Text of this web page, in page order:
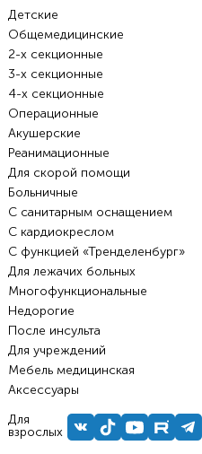
Детские
Общемедицинские
2-х секционные
3-х секционные
4-х секционные
Операционные
Акушерские
Реанимационные
Для скорой помощи
Больничные
С санитарным оснащением
С кардиокреслом
С функцией «Тренделенбург»
Для лежачих больных
Многофункциональные
Недорогие
После инсульта
Для учреждений
Мебель медицинская
Аксессуары
Для
взрослых